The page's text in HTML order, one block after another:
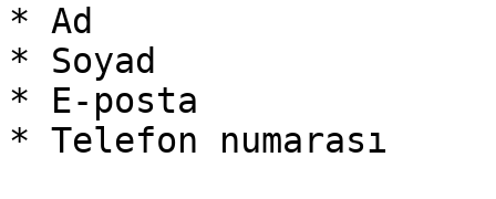
* Ad
* Soyad
* E-posta
* Telefon numarası